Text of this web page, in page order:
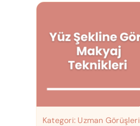
Kategori: Uzman Görüşleri